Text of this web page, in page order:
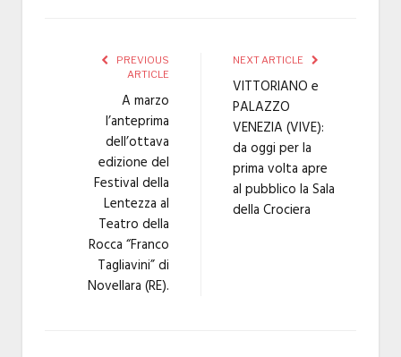
PREVIOUS
ARTICLE
A marzo
l’anteprima
dell’ottava
edizione del
Festival della
Lentezza al
Teatro della
Rocca “Franco
Tagliavini” di
Novellara (RE).
NEXT ARTICLE
VITTORIANO e
PALAZZO
VENEZIA (VIVE):
da oggi per la
prima volta apre
al pubblico la Sala
della Crociera